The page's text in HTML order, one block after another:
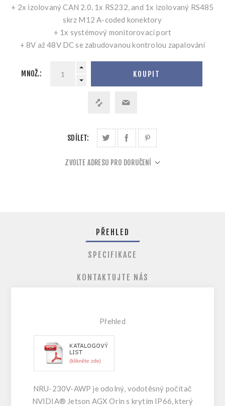
+ 2x izolovaný CAN 2.0, 1x RS232, and 1x izolovaný RS485
skrz M12 A-coded konektory
+ 1x systémový monitorovací port
+ 8V až 48V DC se zabudovanou kontrolou zapalování
MNOŽ.: KOUPIT
SDÍLET:
ZVOLTE ADRESU PRO DORUČENÍ
PŘEHLED
SPECIFIKACE
KONTAKTUJTE NÁS
Přehled
NRU-230V-AWP je odolný, vodotěsný počítač
NVIDIA® Jetson AGX Orin s krytím IP66, který